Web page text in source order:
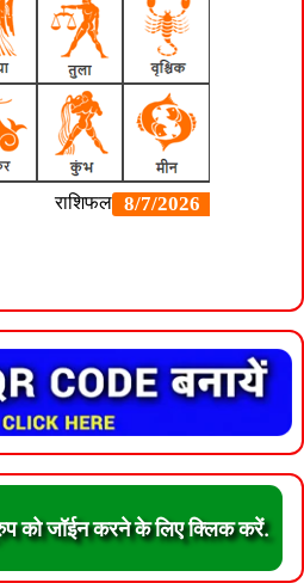
को जॉईन करने के लिए क्लिक करें.